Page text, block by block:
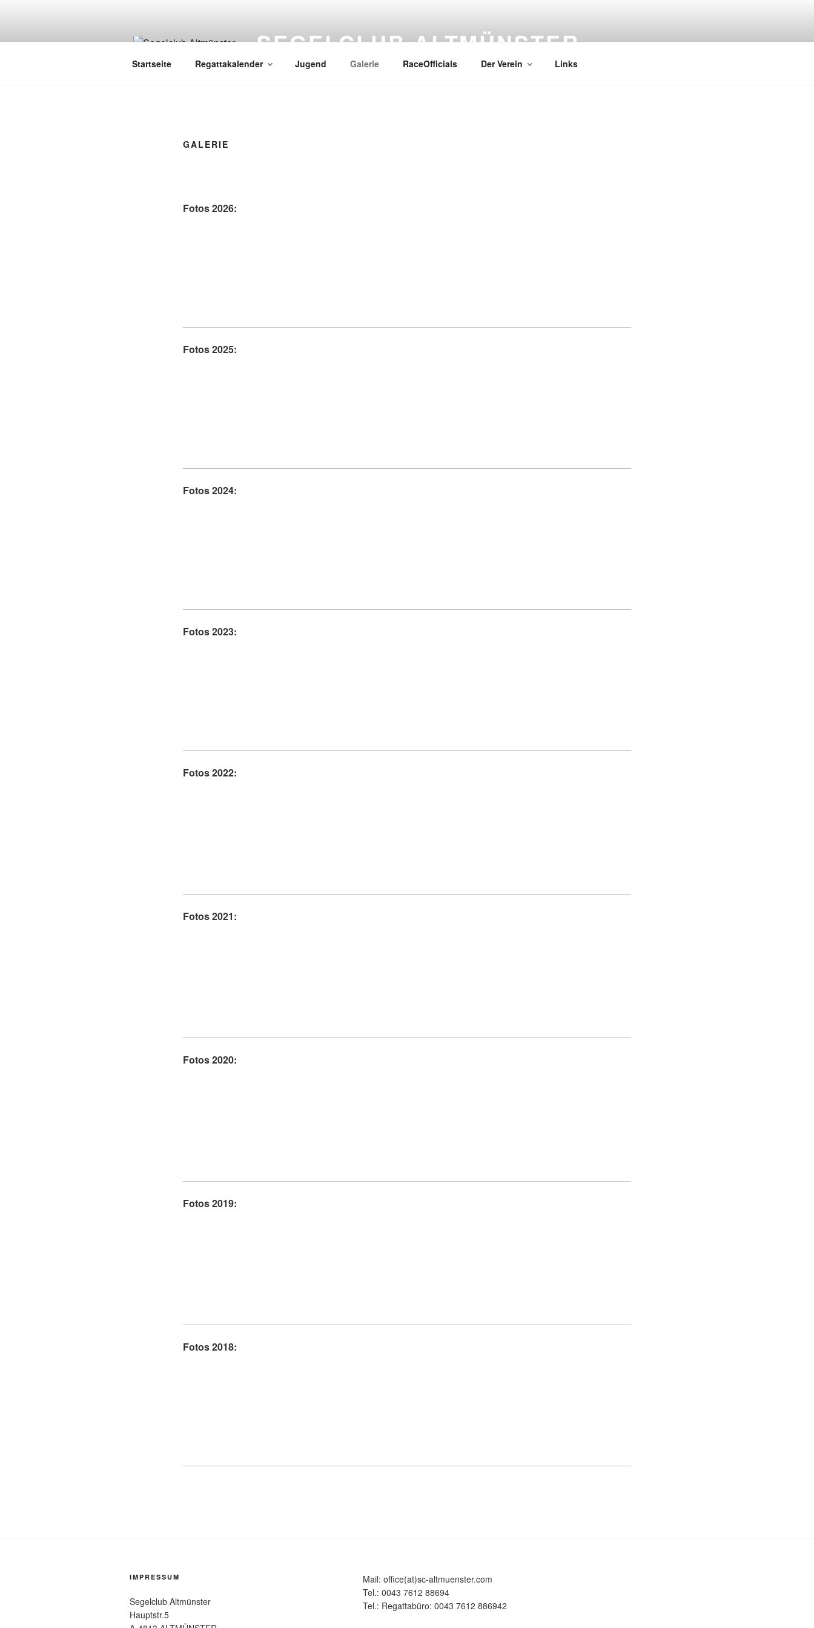
SEGELCLUB ALTMÜNSTER
Startseite Regattakalender Jugend Galerie RaceOfficials Der Verein Links
GALERIE
Fotos 2026:
Fotos 2025:
Fotos 2024:
Fotos 2023:
Fotos 2022:
Fotos 2021:
Fotos 2020:
Fotos 2019:
Fotos 2018:
IMPRESSUM
Segelclub Altmünster
Hauptstr.5
Mail: office(at)sc-altmuenster.com
Tel.: 0043 7612 88694
Tel.: Regattabüro: 0043 7612 886942